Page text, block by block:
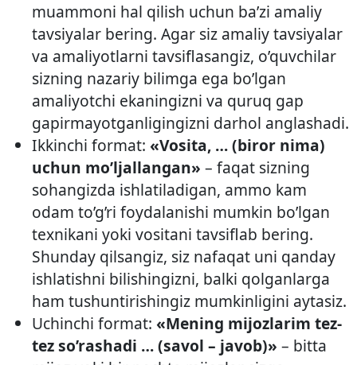
muammoni hal qilish uchun ba’zi amaliy
tavsiyalar bering. Agar siz amaliy tavsiyalar
va amaliyotlarni tavsiflasangiz, o’quvchilar
sizning nazariy bilimga ega bo’lgan
amaliyotchi ekaningizni va quruq gap
gapirmayotganligingizni darhol anglashadi.
Ikkinchi format: «Vosita, … (biror nima)
uchun mo’ljallangan» – faqat sizning
sohangizda ishlatiladigan, ammo kam
odam to’g’ri foydalanishi mumkin bo’lgan
texnikani yoki vositani tavsiflab bering.
Shunday qilsangiz, siz nafaqat uni qanday
ishlatishni bilishingizni, balki qolganlarga
ham tushuntirishingiz mumkinligini aytasiz.
Uchinchi format: «Mening mijozlarim tez-
tez so’rashadi … (savol – javob)» – bitta